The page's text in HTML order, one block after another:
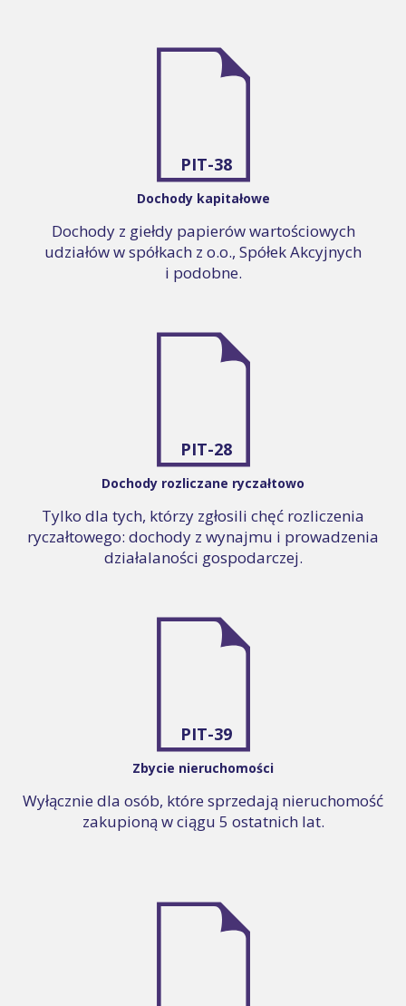
PIT-38
Dochody kapitałowe
Dochody z giełdy papierów wartościowych
udziałów w spółkach z o.o., Spółek Akcyjnych
i podobne.
PIT-28
Dochody rozliczane ryczałtowo
Tylko dla tych, którzy zgłosili chęć rozliczenia
ryczałtowego: dochody z wynajmu i prowadzenia
działalaności gospodarczej.
PIT-39
Zbycie nieruchomości
Wyłącznie dla osób, które sprzedają nieruchomość
zakupioną w ciągu 5 ostatnich lat.